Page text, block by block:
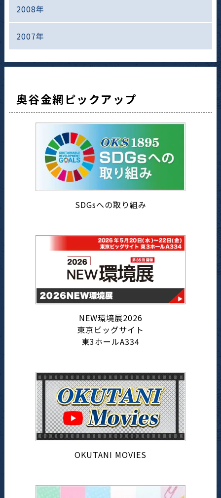
2008年
2007年
奥谷金網ピックアップ
SDGsへの取り組み
NEW環境展2026
東京ビッグサイト
東3ホールA334
OKUTANI MOVIES